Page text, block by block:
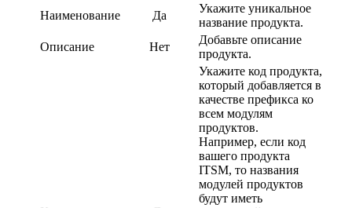
Наименование
Да
Укажите уникальное
название продукта.
Описание
Нет
Добавьте описание
продукта.
Укажите код продукта,
который добавляется в
качестве префикса ко
всем модулям
продуктов.
Например, если код
вашего продукта
ITSM, то названия
модулей продуктов
будут иметь